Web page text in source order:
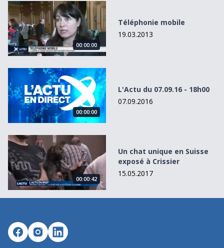
Téléphonie mobile
00:00:00
Téléphonie mobile
19.03.2013
L&#039;Actu du 07.09.16 - 18h00
00:00:00
L'Actu du 07.09.16 - 18h00
07.09.2016
Un chat unique en Suisse exposé à Crissier
00:00:42
Un chat unique en Suisse
exposé à Crissier
15.05.2017